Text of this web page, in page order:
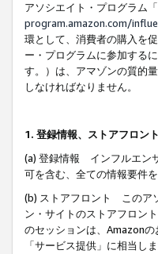
アソシエイト・プログラム「
program.amazon.com/
環として、消費者の購入を
ー・プログラムに参加する
す。）は、アマゾンの質的
しなければなりません。
1. 登録情報、ストアフロント
(a) 登録情報 インフルエン
可を含む、全ての情報要件
(b) ストアフロント このア
ン・サイトのストアフロン
のセッションは、Amazon
「サービス提供」に相当し